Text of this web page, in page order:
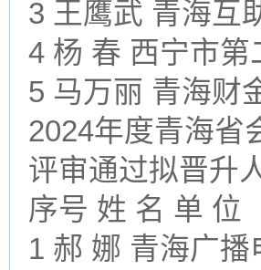
3 王鹰武 青海互
4 杨 春 西宁市第
5 马万丽 青海财
2024年度青海省
评审通过拟晋升
序号 姓 名 单 位
1 郝 娜 青海广播